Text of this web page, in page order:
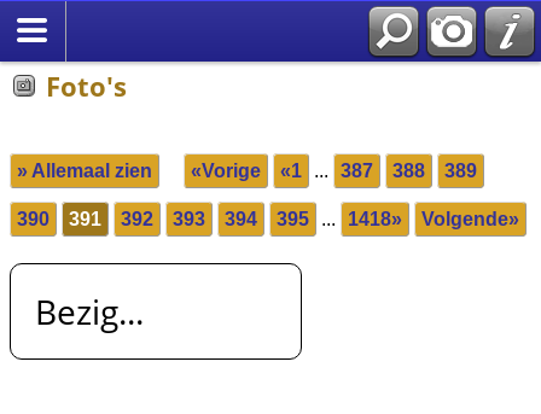
Foto's
» Allemaal zien «Vorige «1 ... 387 388 389
390 391 392 393 394 395 ... 1418» Volgende»
Bezig...